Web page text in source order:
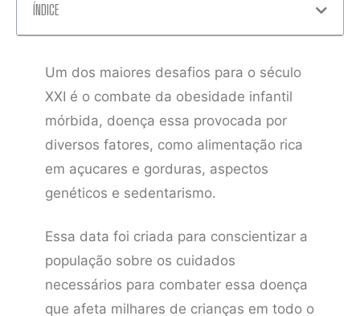
ÍNDICE
Um dos maiores desafios para o século
XXI é o combate da obesidade infantil
mórbida, doença essa provocada por
diversos fatores, como alimentação rica
em açucares e gorduras, aspectos
genéticos e sedentarismo.
Essa data foi criada para conscientizar a
população sobre os cuidados
necessários para combater essa doença
que afeta milhares de crianças em todo o